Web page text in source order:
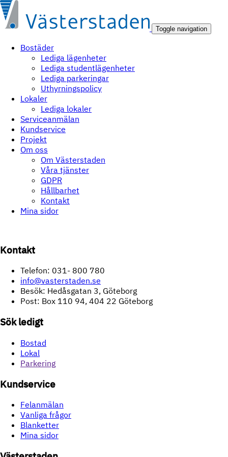
Toggle navigation
Bostäder
Lediga lägenheter
Lediga studentlägenheter
Lediga parkeringar
Uthyrningspolicy
Lokaler
Lediga lokaler
Serviceanmälan
Kundservice
Projekt
Om oss
Om Västerstaden
Våra tjänster
GDPR
Hållbarhet
Kontakt
Mina sidor
Kontakt
Telefon: 031- 800 780
info@vasterstaden.se
Besök: Hedåsgatan 3, Göteborg
Post: Box 110 94, 404 22 Göteborg
Sök ledigt
Bostad
Lokal
Parkering
Kundservice
Felanmälan
Vanliga frågor
Blanketter
Mina sidor